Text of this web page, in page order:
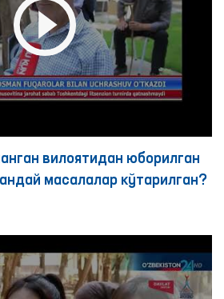
вилоятидан юборилган
масалалар кўтарилган?